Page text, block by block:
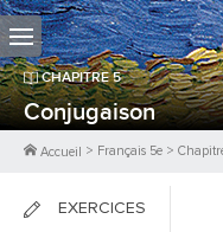
CHAPITRE5
Conjugaison
Accueil > Français 5e >
EXERCICES